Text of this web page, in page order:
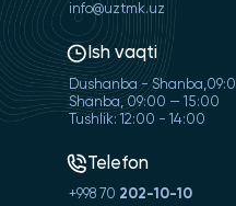
info@uztmk.uz
Ish vaqti
Dushanba -
Shanba, 09:00 — 15:00
Tushlik: 12:00 - 14:00
Telefon
+998 70 202-10-10